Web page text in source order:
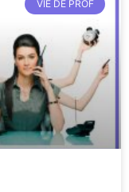
VIE DE PROF